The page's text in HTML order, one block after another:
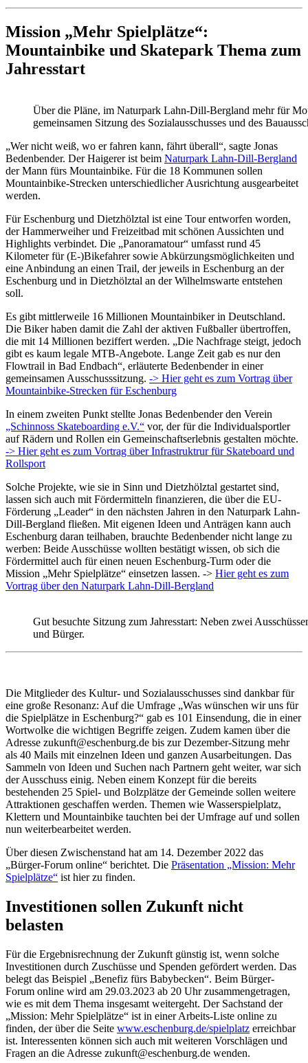
Mission „Mehr Spielplätze“:
Mountainbike und Skatepark Thema zum
Jahresstart
Über die Pläne, im Naturpark Lahn-Dill-Bergland mehr für
gemeinsamen Sitzung des Sozialausschusses und des
„Wer nicht weiß, wo er fahren kann, fährt überall“, sagte Jonas
Bedenbender. Der Haigerer ist beim Naturpark Lahn-Dill-Bergland
der Mann fürs Mountainbike. Für die 18 Kommunen sollen
Mountainbike-Strecken unterschiedlicher Ausrichtung ausgearbeitet
werden.
Für Eschenburg und Dietzhölztal ist eine Tour entworfen worden,
der Hammerweiher und Freizeitbad mit schönen Aussichten und
Highlights verbindet. Die „Panoramatour“ umfasst rund 45
Kilometer für (E-)Bikefahrer sowie Abkürzungsmöglichkeiten und
eine Anbindung an einen Trail, der jeweils in Eschenburg an der
Eschenburg und in Dietzhölztal an der Wilhelmswarte entstehen
soll.
Es gibt mittlerweile 16 Millionen Mountainbiker in Deutschland.
Die Biker haben damit die Zahl der aktiven Fußballer übertroffen,
die mit 14 Millionen beziffert werden. „Die Nachfrage steigt, jedoch
gibt es kaum legale MTB-Angebote. Lange Zeit gab es nur den
Flowtrail in Bad Endbach“, erläuterte Bedenbender in einer
gemeinsamen Ausschusssitzung. -> Hier geht es zum Vortrag über
Mountainbike-Strecken für Eschenburg
In einem zweiten Punkt stellte Jonas Bedenbender den Verein
„Schinnoss Skateboarding e.V.“ vor, der für die Individualsportler
auf Rädern und Rollen ein Gemeinschaftserlebnis gestalten möchte.
-> Hier geht es zum Vortrag über Infrastruktrur für Skateboard und
Rollsport
Solche Projekte, wie sie in Sinn und Dietzhölztal gestartet sind,
lassen sich auch mit Fördermitteln finanzieren, die über die EU-
Förderung „Leader“ in den nächsten Jahren in den Naturpark Lahn-
Dill-Bergland fließen. Mit eigenen Ideen und Anträgen kann auch
Eschenburg daran teilhaben, brauchte Bedenbender nicht lange zu
werben: Beide Ausschüsse wollten bestätigt wissen, ob sich die
Fördermittel auch für einen neuen Eschenburg-Turm oder die
Mission „Mehr Spielplätze“ einsetzen lassen. -> Hier geht es zum
Vortrag über den Naturpark Lahn-Dill-Bergland
Gut besuchte Sitzung zum Jahresstart: Neben zwei
und Bürger.
Die Mitglieder des Kultur- und Sozialausschusses sind dankbar für
eine große Resonanz: Auf die Umfrage „Was wünschen wir uns für
die Spielplätze in Eschenburg?“ gab es 101 Einsendung, die in einer
Wortwolke die wichtigen Begriffe zeigen. Zudem kamen über die
Adresse zukunft@eschenburg.de bis zur Dezember-Sitzung mehr
als 40 Mails mit einzelnen Ideen und ganzen Ausarbeitungen. Das
Sammeln von Ideen und Suchen nach Partnern geht weiter, war sich
der Ausschuss einig. Neben einem Konzept für die bereits
bestehenden 25 Spiel- und Bolzplätze der Gemeinde sollen weitere
Attraktionen geschaffen werden. Themen wie Wasserspielplatz,
Klettern und Mountainbike tauchten bei der Umfrage auf und sollen
nun weiterbearbeitet werden.
Über diesen Zwischenstand hat am 14. Dezember 2022 das
„Bürger-Forum online“ berichtet. Die Präsentation „Mission: Mehr
Spielplätze“ ist hier zu finden.
Investitionen sollen Zukunft nicht
belasten
Für die Ergebnisrechnung der Zukunft günstig ist, wenn solche
Investitionen durch Zuschüsse und Spenden gefördert werden. Das
belegt das Beispiel „Benefiz fürs Babybecken“. Beim Bürger-
Forum online wird am 29.03.2023 ab 20 Uhr zusammengetragen,
wie es mit dem Thema insgesamt weitergeht. Der Sachstand der
„Mission: Mehr Spielplätze“ ist in einer Arbeits-Liste online zu
finden, der über die Seite www.eschenburg.de/spielplatz erreichbar
ist. Interessenten können sich auch mit weiteren Vorschlägen und
Fragen an die Adresse zukunft@eschenburg.de wenden.